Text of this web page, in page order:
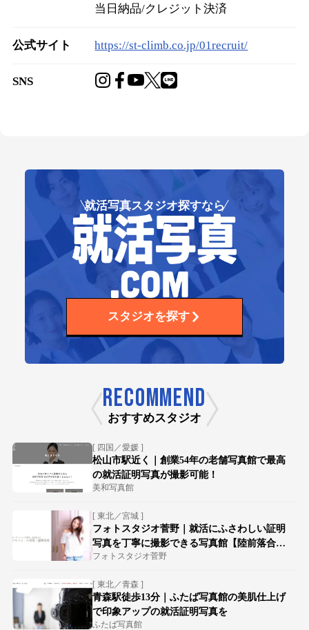
当日納品/クレジット決済
公式サイト https://st-climb.co.jp/01recruit/
SNS
就活写真スタジオ探すなら
スタジオを探す
RECOMMEND
おすすめスタジオ
[ 四国／愛媛 ]
松山市駅近く｜創業54年の老舗写真館で最高
の就活証明写真が撮影可能！
美和写真館
[ 東北／宮城 ]
フォトスタジオ菅野｜就活にふさわしい証明
写真を丁寧に撮影できる写真館【陸前落合駅
徒歩15分】
フォトスタジオ菅野
[ 東北／青森 ]
青森駅徒歩13分｜ふたば写真館の美肌仕上げ
で印象アップの就活証明写真を
ふたば写真館